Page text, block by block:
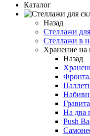
Каталог
Назад
Cтеллажи
Стеллажи в
Хранение на
Назад
На два
Push